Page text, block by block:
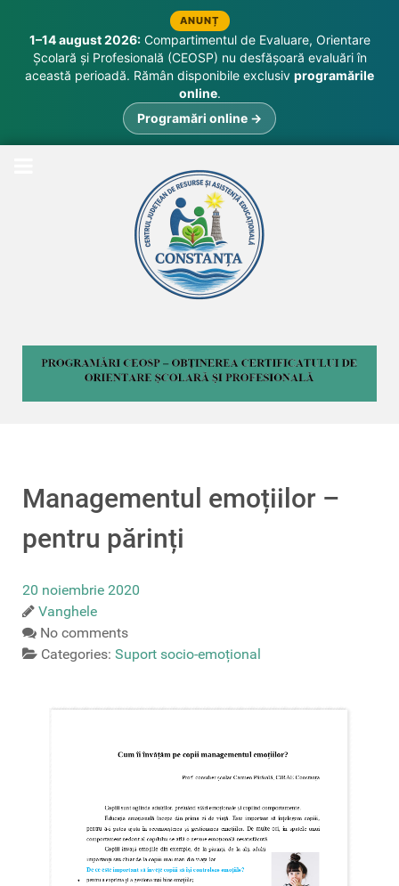
ANUNȚ
1–14 august 2026:Compartimentul de Evaluare, Orientare
Școlară și Profesională (CEOSP) nu desfășoară evaluări în
această perioadă. Rămân disponibile exclusiv programările
online.
Programări online →
Managementul emoțiilor –
pentru părinți
20 noiembrie 2020
Vanghele
No comments
Categories: Suport socio-emoțional